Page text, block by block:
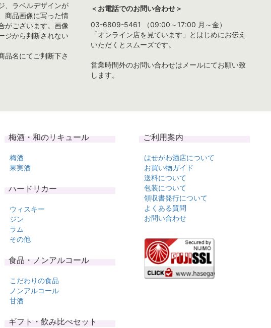
、ラベルデザインが
商品画像に写った情
がございます。画像
ジから判断されない
品名にてご判断下さ
＜お電話でのお問い合わせ＞
03-6809-5461 （09:00～17:00 月～金）
「オンライン店を見ています」とはじめにお伝え
いただくとスムーズです。
営業時間外のお問い合わせはメールにてお願い致
します。
梅酒・和のリキュール
梅酒
果実酒
ハードリカー
ウィスキー
ジン
ラム
その他
食品・ノンアルコール
こだわりの食品
ノンアルコール
甘酒
ギフト・飲み比べセット
ご利用案内
はせがわ酒店について
お買い物ガイド
送料について
包装について
領収書発行について
よくある質問
お問い合わせ